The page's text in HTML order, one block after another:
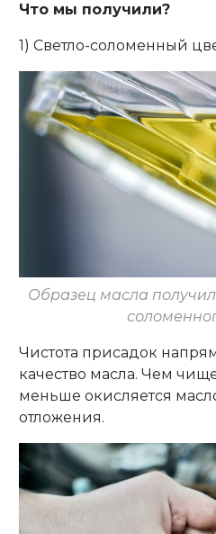
Что мы получили?
1) Светло-соломенный
Образец масла
Чистота присадок
качество масла. Чем
меньше окисляется
отложения.